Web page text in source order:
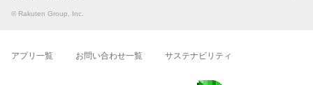
© Rakuten Group, Inc.
アプリ一覧 お問い合わせ一覧 サステナビリティ